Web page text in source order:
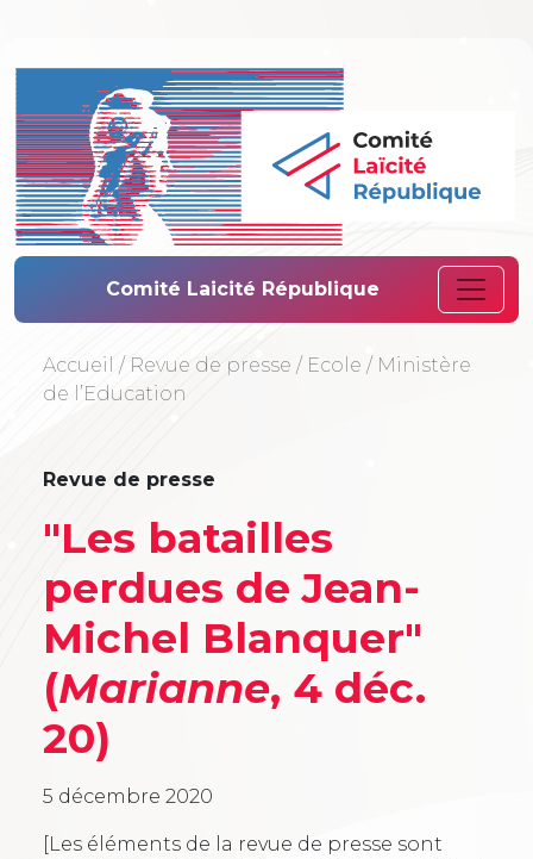
Comité Laïcité
Comité Laicité République
Accueil / Revue de presse / Ecole / Ministère
de l’Education
Revue de presse
"Les batailles
perdues de Jean-
Michel Blanquer"
(Marianne, 4 déc.
20)
5 décembre 2020
[Les éléments de la revue de presse sont